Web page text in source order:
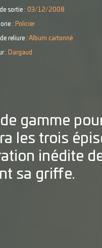
sortie : 03/12/2008
: Policier
de reliure : Album cartonné
: Dargaud
gamme
les trois
inédite
sa griffe.